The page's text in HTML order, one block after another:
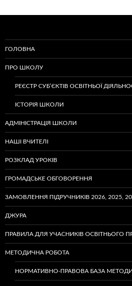
ГОЛОВНА
ПРО ШКОЛУ
РЕЄСТР СУБ’ЄКТІВ ОСВІТНЬОЇ
ІСТОРІЯ ШКОЛИ
АДМІНІСТРАЦІЯ ШКОЛИ
НАШІ ВЧИТЕЛІ
РОЗКЛАД УРОКІВ
ГРОМАДСЬКЕ ОБГОВОРЕННЯ
ЗАМОВЛЕННЯ ПІДРУЧНИКІВ 2026, 2025,
ДЖУРА
ПРАВИЛА ДЛЯ УЧАСНИКІВ ОСВІТНЬОГО
МЕТОДИЧНА РОБОТА
НОРМАТИВНО-ПРАВОВА БАЗА